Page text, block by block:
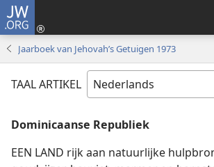
JW.ORG
Jaarboek van Jehovah’s Getuigen 1973
TAAL ARTIKEL
Dominicaanse Republiek
EEN LAND rijk aan natuurlijke